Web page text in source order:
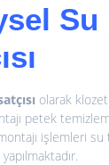
Su
olarak
petek
işlemleri su